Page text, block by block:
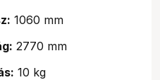
1060 mm
2770 mm
10 kg